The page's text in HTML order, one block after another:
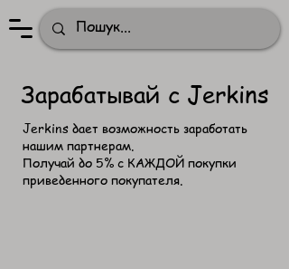
Зарабатывай с Jerkins
​Jerkins дает возможность заработать
нашим партнерам.
Получай до 5% с КАЖДОЙ покупки
приведенного покупателя.